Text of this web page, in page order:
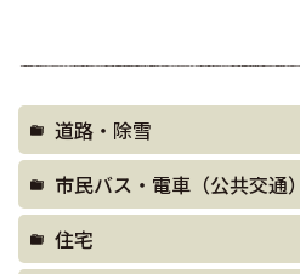
道路・除雪
市民バス・電車（公共交通）
住宅